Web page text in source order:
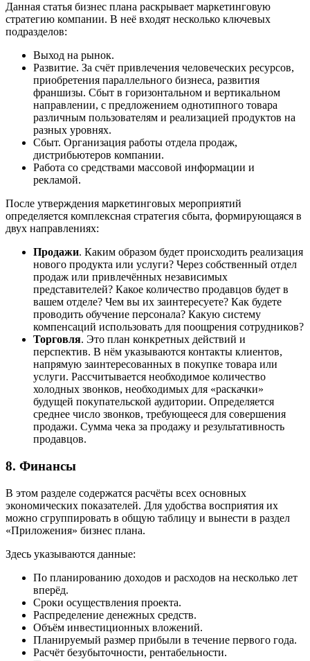
Данная статья бизнес плана раскрывает маркетинговую
стратегию компании. В неё входят несколько ключевых
подразделов:
Выход на рынок.
Развитие. За счёт привлечения человеческих ресурсов,
приобретения параллельного бизнеса, развития
франшизы. Сбыт в горизонтальном и вертикальном
направлении, с предложением однотипного товара
различным пользователям и реализацией продуктов на
разных уровнях.
Сбыт. Организация работы отдела продаж,
дистрибьютеров компании.
Работа со средствами массовой информации и
рекламой.
После утверждения маркетинговых мероприятий
определяется комплексная стратегия сбыта, формирующаяся в
двух направлениях:
Продажи. Каким образом будет происходить реализация
нового продукта или услуги? Через собственный отдел
продаж или привлечённых независимых
представителей? Какое количество продавцов будет в
вашем отделе? Чем вы их заинтересуете? Как будете
проводить обучение персонала? Какую систему
компенсаций использовать для поощрения сотрудников?
Торговля. Это план конкретных действий и
перспектив. В нём указываются контакты клиентов,
напрямую заинтересованных в покупке товара или
услуги. Рассчитывается необходимое количество
холодных звонков, необходимых для «раскачки»
будущей покупательской аудитории. Определяется
среднее число звонков, требующееся для совершения
продажи. Сумма чека за продажу и результативность
продавцов.
8. Финансы
В этом разделе содержатся расчёты всех основных
экономических показателей. Для удобства восприятия их
можно сгруппировать в общую таблицу и вынести в раздел
«Приложения» бизнес плана.
Здесь указываются данные:
По планированию доходов и расходов на несколько лет
вперёд.
Сроки осуществления проекта.
Распределение денежных средств.
Объём инвестиционных вложений.
Планируемый размер прибыли в течение первого года.
Расчёт безубыточности, рентабельности.